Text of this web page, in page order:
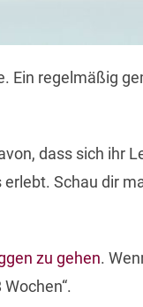
Ein regelmäßig
dass sich ihr
Schau dir
zu gehen.